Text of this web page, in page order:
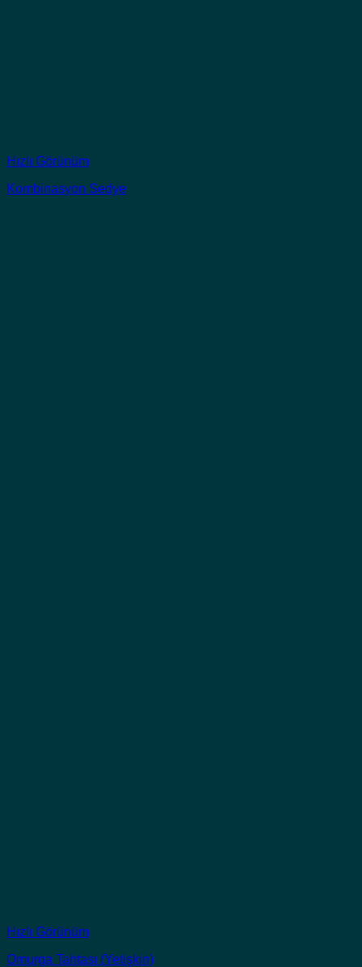
Hızlı Görünüm
Kombinasyon Sedye
Hızlı Görünüm
Omurga Tahtası (Yetişkin)